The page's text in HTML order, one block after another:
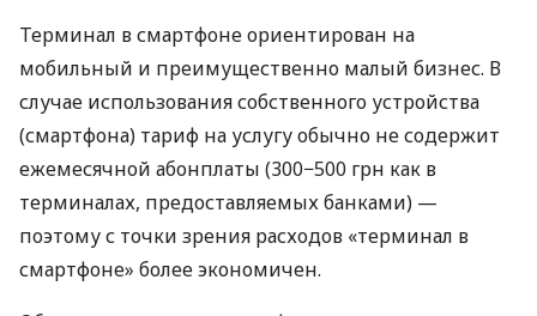
Терминал в смартфоне ориентирован на
мобильный и преимущественно малый бизнес. В
случае использования собственного устройства
(смартфона) тариф на услугу обычно не содержит
ежемесячной абонплаты (300−500 грн как в
терминалах, предоставляемых банками) —
поэтому с точки зрения расходов «терминал в
смартфоне» более экономичен.